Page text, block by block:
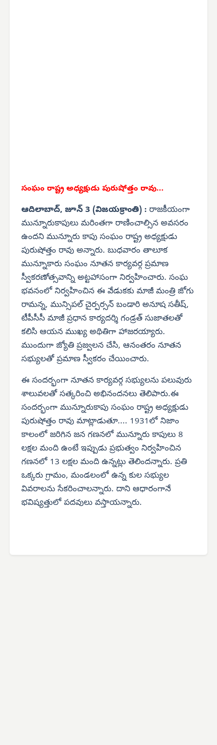
సంఘం రాష్ట్ర అధ్యక్షుడు పురుషోత్తం రావు...
ఆదిలాబాద్, జూన్ 3 (విజయక్రాంతి) : రాజకీయంగా
మున్నూరుకాపులు మరింతగా రాణించాల్సిన అవసరం
ఉందని మున్నూరు కాపు సంఘం రాష్ట్ర అధ్యక్షుడు
పురుషోత్తం రావు అన్నారు. బుధవారం తాలూక
మున్నూకారు సంఘం నూతన కార్యవర్గ ప్రమాణ
స్వీకరణోత్సవాన్ని అట్టహాసంగా నిర్వహించారు. సంఘ
భవనంలో నిర్వహించిన ఈ వేడుకకు మాజీ మంత్రి జోగు
రామన్న, మున్సిపల్ చైర్పర్సన్ బండారి అనూష సతీష్,
టీపీసీసీ మాజీ ప్రధాన కార్యదర్శి గండ్రత్ సుజాతలతో
కలిసి ఆయన ముఖ్య అథితిగా హాజరయ్యారు.
ముందుగా జ్యోతి ప్రజ్వలన చేసి, ఆనంతరం నూతన
సభ్యులతో ప్రమాణ స్వీకరం చేయించారు.
ఈ సందర్భంగా నూతన కార్యవర్గ సభ్యులను పలువురు
శాలువలతో సత్కరించి అభినందనలు తెలిపారు.ఈ
సందర్భంగా మున్నూరుకాపు సంఘం రాష్ట్ర అధ్యక్షుడు
పురుషోత్తం రావు మాట్లాడుతూ.... 1931లో నిజాం
కాలంలో జరిగిన జన గణనలో మున్నూరు కాపులు 8
లక్షల మంది ఉంటే ఇప్పుడు ప్రభుత్వం నిర్వహించిన
గణనలో 13 లక్షల మంది ఉన్నట్లు తెలిందన్నారు. ప్రతి
ఒక్కరు గ్రామం, మండలంలో ఉన్న కుల సభ్యుల
వివరాలను సేకరించాలన్నారు. దాని ఆధారంగానే
భవిష్యత్తులో పదవులు వస్తాయన్నారు.